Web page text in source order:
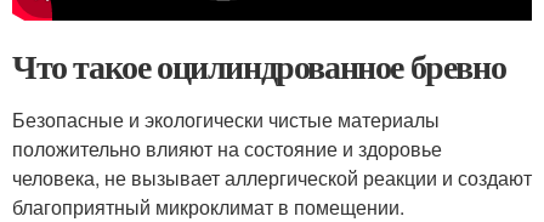
Что такое оцилиндрованное бревно
Безопасные и экологически чистые материалы
положительно влияют на состояние и здоровье
человека, не вызывает аллергической реакции и создают
благоприятный микроклимат в помещении.